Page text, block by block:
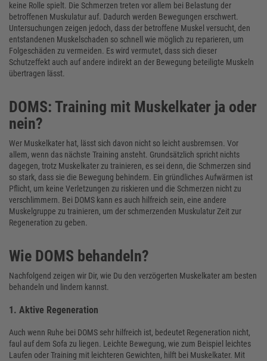
keine Rolle spielt. Die Schmerzen treten vor allem bei Belastung der
betroffenen Muskulatur auf. Dadurch werden Bewegungen erschwert.
Untersuchungen zeigen jedoch, dass der betroffene Muskel versucht, den
entstandenen Muskelschaden so schnell wie möglich zu reparieren, um
Folgeschäden zu vermeiden. Es wird vermutet, dass sich dieser
Schutzeffekt auch auf andere indirekt an der Bewegung beteiligte Muskeln
übertragen lässt.
DOMS: Training mit Muskelkater ja oder
nein?
Wer Muskelkater hat, lässt sich davon nicht so leicht ausbremsen. Vor
allem, wenn das nächste Training ansteht. Grundsätzlich spricht nichts
dagegen, trotz Muskelkater zu trainieren, es sei denn, die Schmerzen sind
so stark, dass sie die Bewegung behindern. Ein gründliches Aufwärmen ist
Pflicht, um keine Verletzungen zu riskieren und die Schmerzen nicht zu
verschlimmern. Bei DOMS kann es auch hilfreich sein, eine andere
Muskelgruppe zu trainieren, um der schmerzenden Muskulatur Zeit zur
Regeneration zu geben.
Wie DOMS behandeln?
Nachfolgend zeigen wir Dir, wie Du den verzögerten Muskelkater am besten
behandeln und lindern kannst.
1. Aktive Regeneration
Auch wenn Ruhe bei DOMS sehr hilfreich ist, bedeutet Regeneration nicht,
faul auf dem Sofa zu liegen. Leichte Bewegung, wie zum Beispiel leichtes
Laufen oder Training mit leichteren Gewichten, hilft bei Muskelkater. Mit